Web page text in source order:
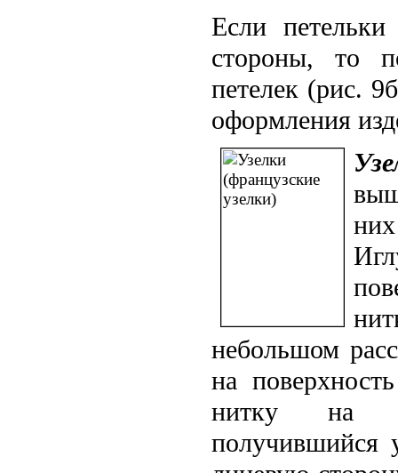
Если
стороны, то
петелек (рис.
оформления
небольшом
на
нитку на
получившийся